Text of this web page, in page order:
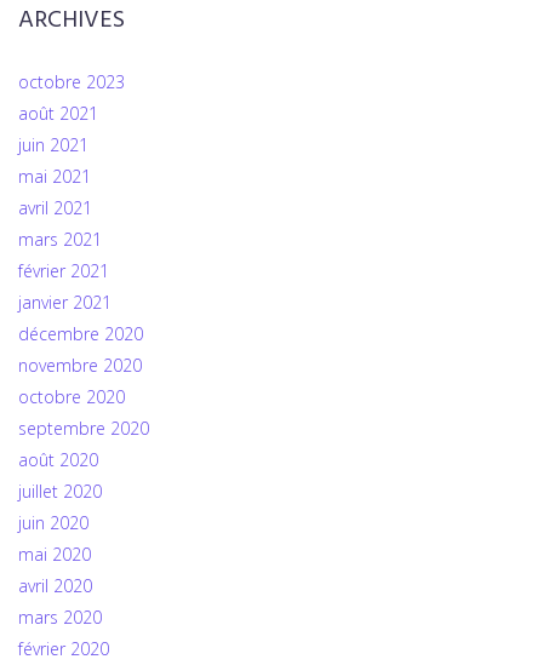
ARCHIVES
octobre 2023
août 2021
juin 2021
mai 2021
avril 2021
mars 2021
février 2021
janvier 2021
décembre 2020
novembre 2020
octobre 2020
septembre 2020
août 2020
juillet 2020
juin 2020
mai 2020
avril 2020
mars 2020
février 2020